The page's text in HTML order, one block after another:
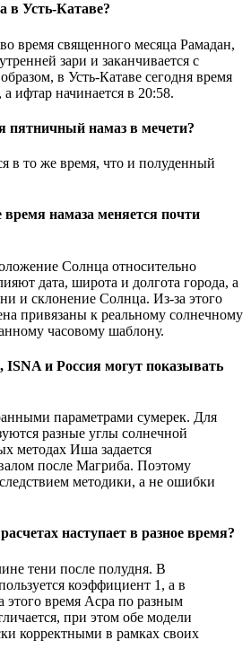
в Усть-Катаве?
время священного месяца Рамадан,
зари и заканчивается с
в Усть-Катаве сегодня время
, а ифтар начинается в 20:58.
пятничный намаз в мечети?
в то же время, что и полуденный
намаза меняется почти
Солнца относительно
дата, широта и долгота города, а
и склонение Солнца. Из-за этого
привязаны к реальному солнечному
часовому шаблону.
и Россия могут показывать
параметрами сумерек. Для
разные углы солнечной
методах Иша задается
после Магриба. Поэтому
методики, а не ошибки
наступает в разное время?
тени после полудня. В
коэффициент 1, а в
время Асра по разным
при этом обе модели
корректными в рамках своих